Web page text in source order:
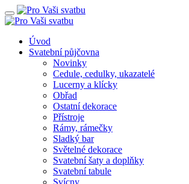
Úvod
Svatební půjčovna
Novinky
Cedule, cedulky, ukazatelé
Lucerny a klícky
Obřad
Ostatní dekorace
Přístroje
Rámy, rámečky
Sladký bar
Světelné dekorace
Svatební šaty a doplňky
Svatební tabule
Svícny